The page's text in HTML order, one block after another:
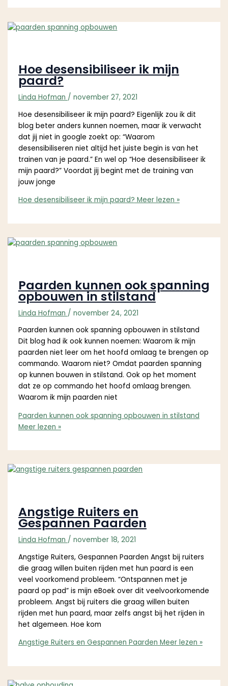
Hoe desensibiliseer ik mijn
paard?
Linda Hofman / november 27, 2021
Hoe desensibiliseer ik mijn paard? Eigenlijk zou ik dit
blog beter anders kunnen noemen, maar ik verwacht
dat jij niet in google zoekt op: “Waarom
desensibiliseren niet altijd het juiste begin is van het
trainen van je paard.” En wel op “Hoe desensibiliseer ik
mijn paard?” Voordat jij begint met de training van
jouw jonge
Hoe desensibiliseer ik mijn paard? Meer lezen »
Paarden kunnen ook spanning
opbouwen in stilstand
Linda Hofman / november 24, 2021
Paarden kunnen ook spanning opbouwen in stilstand
Dit blog had ik ook kunnen noemen: Waarom ik mijn
paarden niet leer om het hoofd omlaag te brengen op
commando. Waarom niet? Omdat paarden spanning
op kunnen bouwen in stilstand. Ook op het moment
dat ze op commando het hoofd omlaag brengen.
Waarom ik mijn paarden niet
Paarden kunnen ook spanning opbouwen in stilstand
Meer lezen »
Angstige Ruiters en
Gespannen Paarden
Linda Hofman / november 18, 2021
Angstige Ruiters, Gespannen Paarden Angst bij ruiters
die graag willen buiten rijden met hun paard is een
veel voorkomend probleem. “Ontspannen met je
paard op pad” is mijn eBoek over dit veelvoorkomende
probleem. Angst bij ruiters die graag willen buiten
rijden met hun paard, maar zelfs angst bij het rijden in
het algemeen. Hoe kom
Angstige Ruiters en Gespannen Paarden Meer lezen »